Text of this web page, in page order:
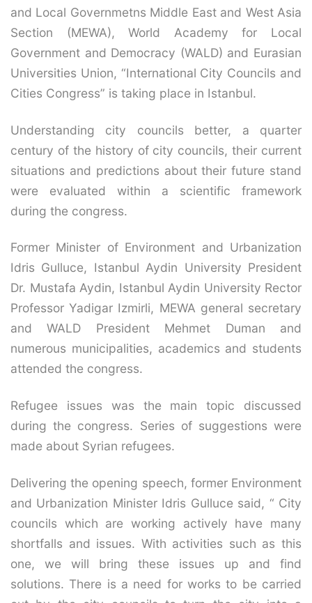
and Local Governmetns Middle East and West Asia
Section (MEWA), World Academy for Local
Government and Democracy (WALD) and Eurasian
Universities Union, “International City Councils and
Cities Congress” is taking place in Istanbul.
Understanding city councils better, a quarter
century of the history of city councils, their current
situations and predictions about their future stand
were evaluated within a scientific framework
during the congress.
Former Minister of Environment and Urbanization
Idris Gulluce, Istanbul Aydin University President
Dr. Mustafa Aydin, Istanbul Aydin University Rector
Professor Yadigar Izmirli, MEWA general secretary
and WALD President Mehmet Duman and
numerous municipalities, academics and students
attended the congress.
Refugee issues was the main topic discussed
during the congress. Series of suggestions were
made about Syrian refugees.
Delivering the opening speech, former Environment
and Urbanization Minister Idris Gulluce said, “ City
councils which are working actively have many
shortfalls and issues. With activities such as this
one, we will bring these issues up and find
solutions. There is a need for works to be carried